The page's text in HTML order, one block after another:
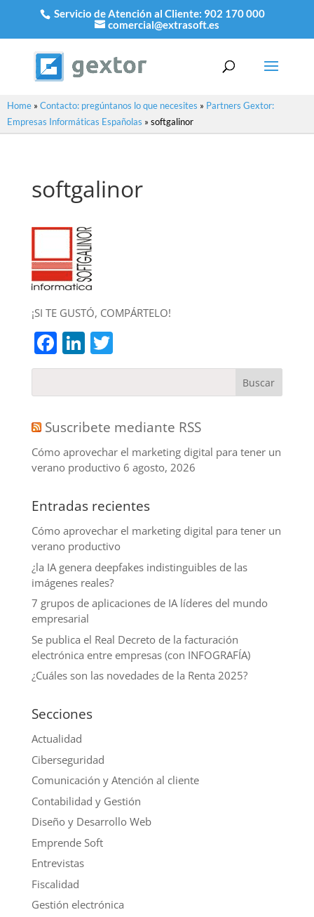
Servicio de Atención al Cliente: 902 170 000
comercial@extrasoft.es
Home » Contacto: pregúntanos lo que necesites » Partners Gextor:
Empresas Informáticas Españolas » softgalinor
softgalinor
¡SI TE GUSTÓ, COMPÁRTELO!
Facebook
LinkedIn
Twitter
Suscribete mediante RSS
Cómo aprovechar el marketing digital para tener un
verano productivo 6 agosto, 2026
Entradas recientes
Cómo aprovechar el marketing digital para tener un
verano productivo
¿la IA genera deepfakes indistinguibles de las
imágenes reales?
7 grupos de aplicaciones de IA líderes del mundo
empresarial
Se publica el Real Decreto de la facturación
electrónica entre empresas (con INFOGRAFÍA)
¿Cuáles son las novedades de la Renta 2025?
Secciones
Actualidad
Ciberseguridad
Comunicación y Atención al cliente
Contabilidad y Gestión
Diseño y Desarrollo Web
Emprende Soft
Entrevistas
Fiscalidad
Gestión electrónica